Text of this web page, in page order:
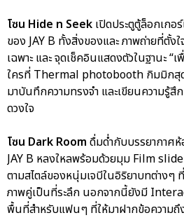
โซน Hide n Seek เปิดประตูตู้ล็อกเก
ของ JAY B ทั้งสิ่งของและ ภาพถ่ายที่ตั้ง
เฉพาะ และ จุดเช็คอินแสดงตัวในฐานะ
ใครที่ Thermal photobooth กิมมิกสุด
มาบันทึกความทรงจำ และเขียนความรู้
ดวงใจ
โซน Dark Room ดื่มด่ำกับบรรยากาศ
JAY B หลงใหลพร้อมด้วยมุม Film
ตามสไตล์ของหนุ่มเจบีในอิริยาบทต่างๆ
ภาพคู่เป็นที่ระลึก นอกจากนี้ยังมี
พื้นที่สำหรับแฟนๆ ที่ให้มาฝากข้อความถึ